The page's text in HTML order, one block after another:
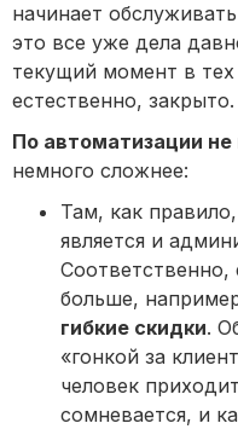
начинает
это все уже дела
текущий момент в
естественно, закрыто.
По автоматизации
немного сложнее:
Там, как правило,
является и
Соответственно,
больше,
гибкие скидки.
«гонкой за
человек
сомневается, и